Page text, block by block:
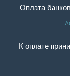
Оплата
К оплате